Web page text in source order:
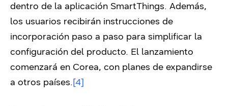
dentro de la aplicación SmartThings. Además,
los usuarios recibirán instrucciones de
incorporación paso a paso para simplificar la
configuración del producto. El lanzamiento
comenzará en Corea, con planes de expandirse
a otros países.[4]